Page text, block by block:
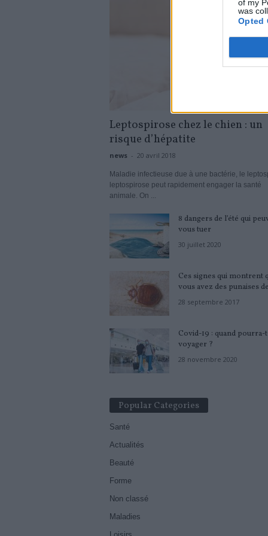
of my
was
Opted
Leptospirose chez le chien : un
risque d’hépatite
news - 20 avril 2018
Maladie infectieuse due à une bactérie, le
leptospirose peut rapidement engager la santé
animale. On ...
8 dangers de l’été qui
vous tuer
30 juillet 2020
Ces signes qui montrent
vous avez des punaises
28 septembre 2017
Covid-19 : quand
voyager ?
28 novembre 2020
Popular Categories
Santé
Actualités
Beauté
Forme
Non classé
Maladies